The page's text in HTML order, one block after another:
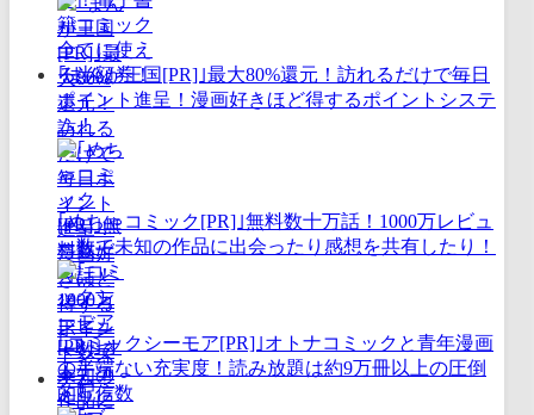
｢まんが王国[PR]｣最大80%還元！訪れるだけで毎日
ポイント進呈！漫画好きほど得するポイントシステ
ム！
｢めちゃコミック[PR]｣無料数十万話！1000万レビュ
ー数で未知の作品に出会ったり感想を共有したり！
｢コミックシーモア[PR]｣オトナコミックと青年漫画
の半端ない充実度！読み放題は約9万冊以上の圧倒
的配信数